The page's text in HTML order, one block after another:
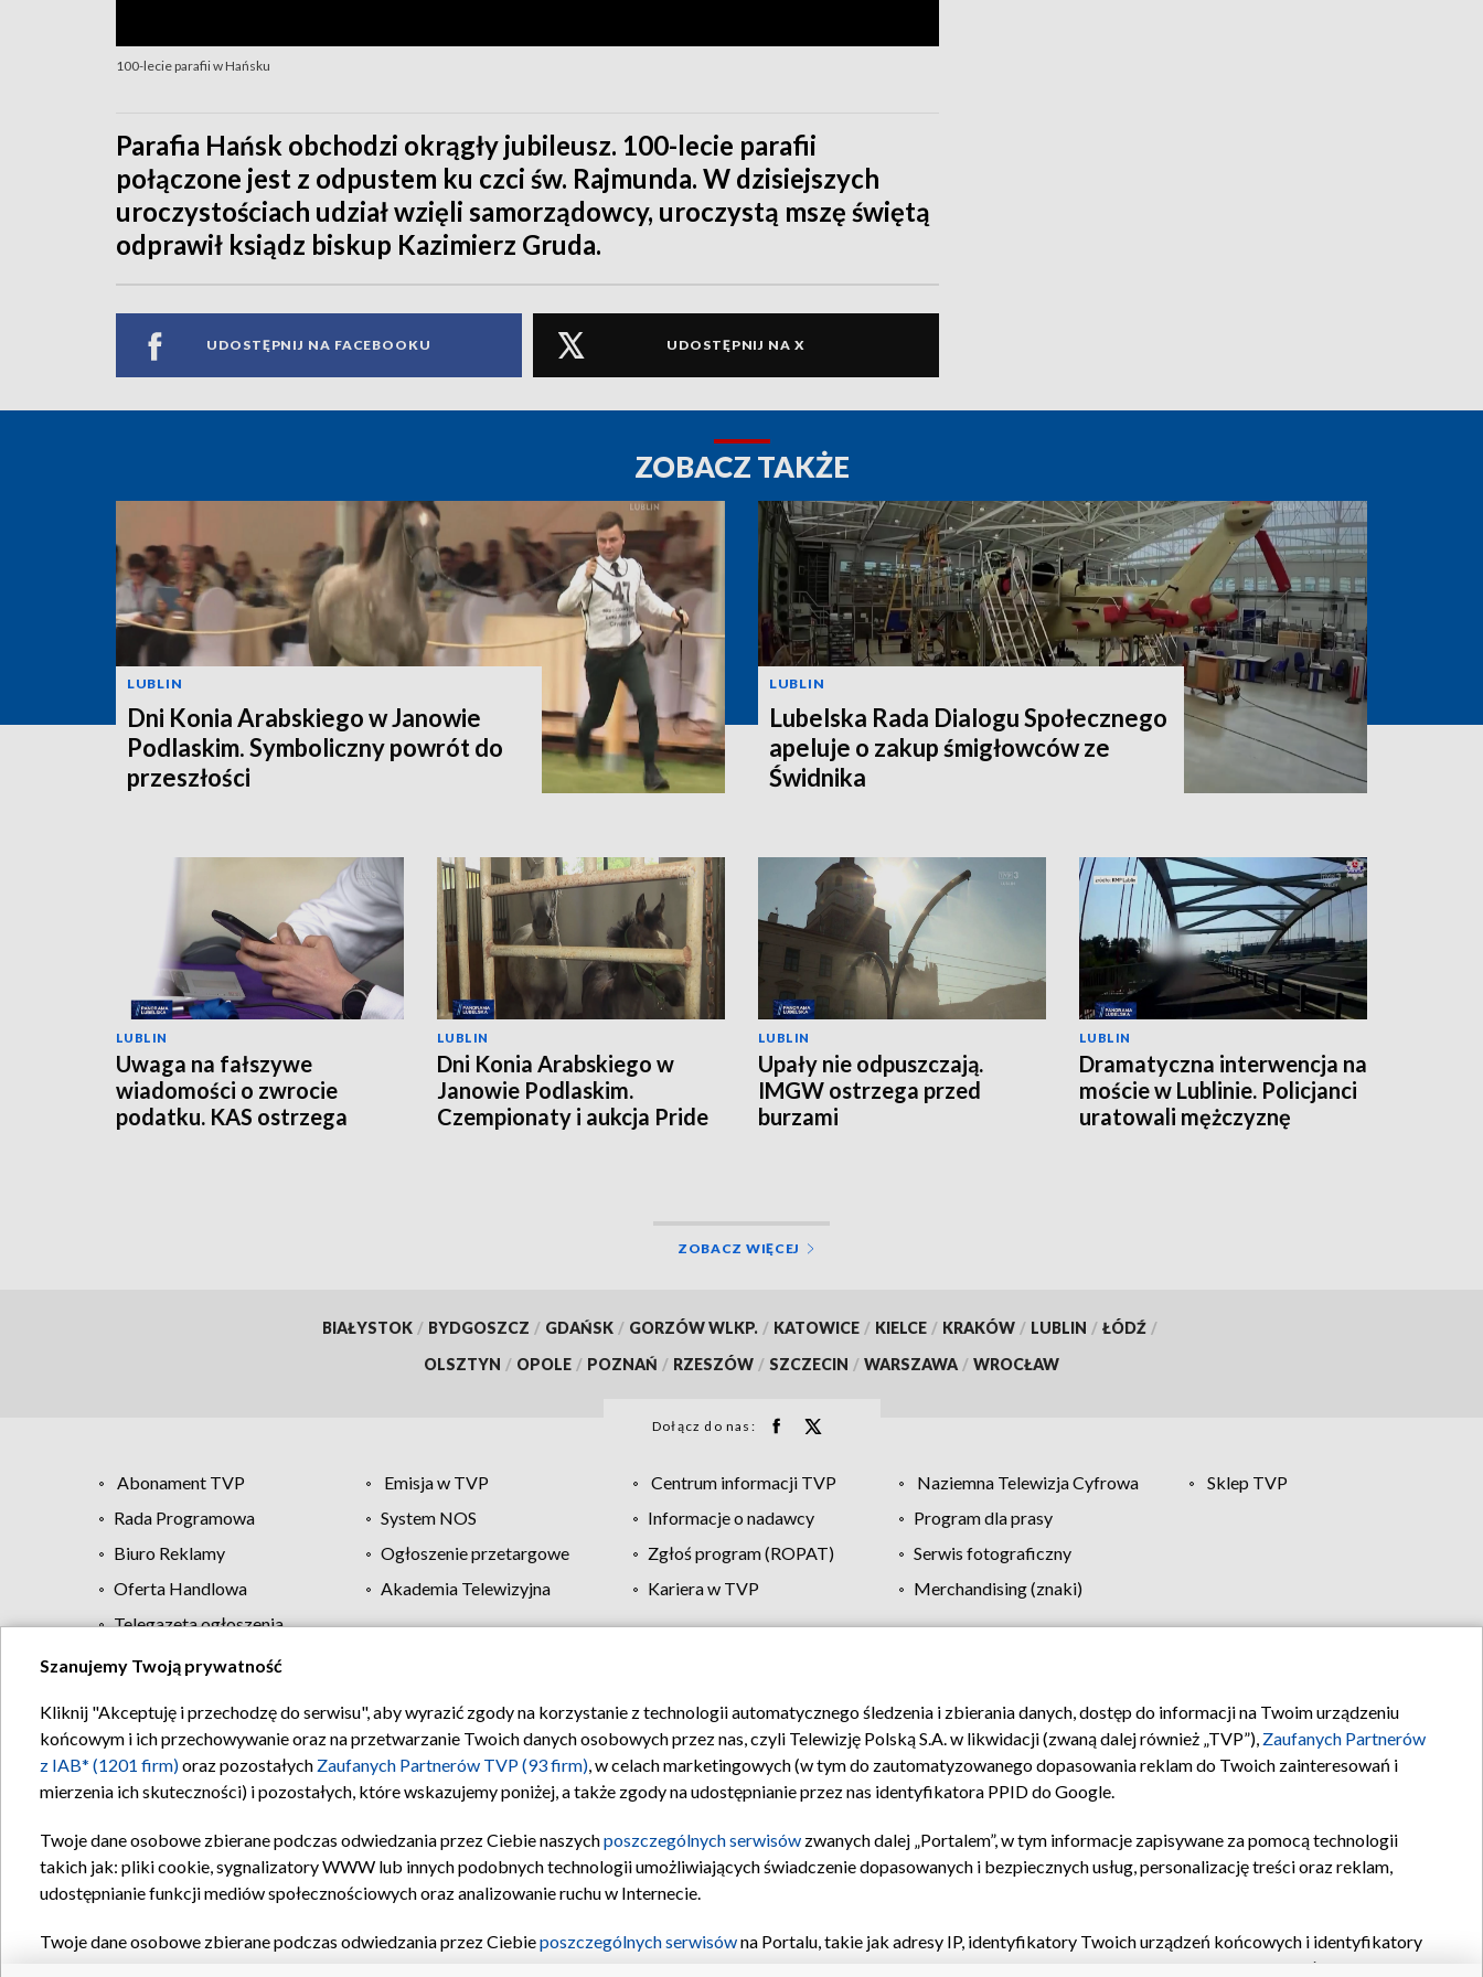
100-lecie parafii w Hańsku
Parafia Hańsk obchodzi okrągły jubileusz. 100-lecie parafii
połączone jest z odpustem ku czci św. Rajmunda. W dzisiejszych
uroczystościach udział wzięli samorządowcy, uroczystą mszę świętą
odprawił ksiądz biskup Kazimierz Gruda.
UDOSTĘPNIJ NA FACEBOOKU UDOSTĘPNIJ NA X
ZOBACZ TAKŻE
LUBLIN
Dni Konia Arabskiego w Janowie
Podlaskim. Symboliczny powrót do
przeszłości
LUBLIN
Lubelska Rada Dialogu Społecznego
apeluje o zakup śmigłowców ze
Świdnika
LUBLIN
Uwaga na fałszywe
wiadomości o zwrocie
podatku. KAS ostrzega
LUBLIN
Dni Konia Arabskiego w
Janowie Podlaskim.
Czempionaty i aukcja Pride
LUBLIN
Upały nie odpuszczają.
IMGW ostrzega przed
burzami
LUBLIN
Dramatyczna interwencja na
moście w Lublinie. Policjanci
uratowali mężczyznę
ZOBACZ WIĘCEJ
BIAŁYSTOK / BYDGOSZCZ / GDAŃSK / GORZÓW WLKP. / KATOWICE / KIELCE / KRAKÓW / LUBLIN / ŁÓDŹ /
OLSZTYN / OPOLE / POZNAŃ / RZESZÓW / SZCZECIN / WARSZAWA / WROCŁAW
Dołącz do nas:
Abonament TVP Emisja w TVP Centrum informacji TVP Naziemna Telewizja Cyfrowa
Sklep TVP
Rada Programowa
System NOS Informacje o nadawcy
Program dla prasy
Biuro Reklamy
Ogłoszenie przetargowe Zgłoś program (ROPAT)
Serwis fotograficzny
Oferta Handlowa
Akademia Telewizyjna Kariera w TVP
Merchandising (znaki)
Telegazeta ogłoszenia
Regulamin TVP Polityka prywatności Moje zgody Pomoc Biuro reklamy Kontakt
Szanujemy Twoją prywatność
Kliknij "Akceptuję i przechodzę do serwisu", aby wyrazić zgody na korzystanie z technologii automatycznego śledzenia i zbierania danych, dostęp do informacji na Twoim urządzeniu
końcowym i ich przechowywanie oraz na przetwarzanie Twoich danych osobowych przez nas, czyli Telewizję Polską S.A. w likwidacji (zwaną dalej również „TVP”), Zaufanych Partnerów
z IAB* (1201 firm)oraz pozostałych Zaufanych Partnerów TVP (93 firm), w celach marketingowych (w tym do zautomatyzowanego dopasowania reklam do Twoich zainteresowań i
mierzenia ich skuteczności) i pozostałych, które wskazujemy poniżej, a także zgody na udostępnianie przez nas identyfikatora PPID do Google.
Twoje dane osobowe zbierane podczas odwiedzania przez Ciebie naszychposzczególnych serwisów zwanych dalej „Portalem”, w tym informacje zapisywane za pomocą technologii
takich jak: pliki cookie, sygnalizatory WWW lub innych podobnych technologii umożliwiających świadczenie dopasowanych i bezpiecznych usług, personalizację treści oraz reklam,
udostępnianie funkcji mediów społecznościowych oraz analizowanie ruchu w Internecie.
Twoje dane osobowe zbierane podczas odwiedzania przez Ciebieposzczególnych serwisówna Portalu, takie jak adresy IP, identyfikatory Twoich urządzeń końcowych i identyfikatory
oraz pozostałych